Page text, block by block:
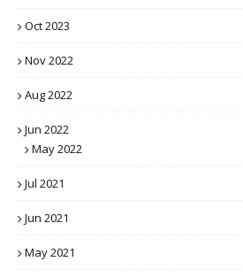
Oct 2023
Nov 2022
Aug 2022
Jun 2022
May 2022
Jul 2021
Jun 2021
May 2021